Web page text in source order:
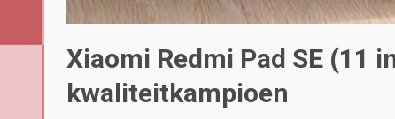
Xiaomi Redmi Pad SE (11
kwaliteitkampioen